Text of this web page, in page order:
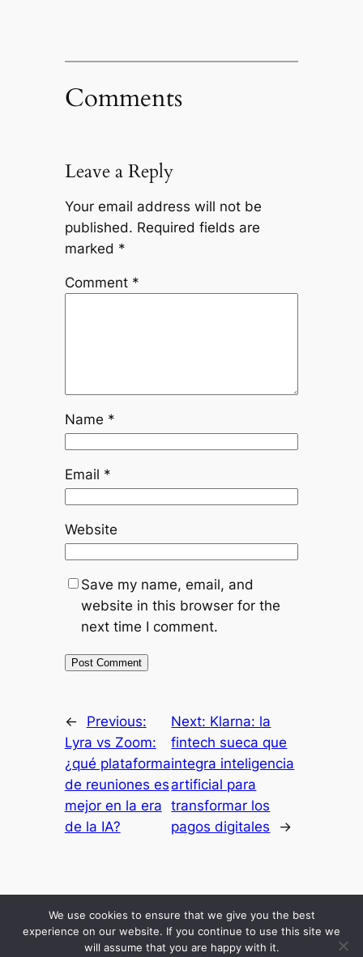
Comments
Leave a Reply
Your email address will not be
published. Required fields are
marked *
Comment *
Name *
Email *
Website
Save my name, email, and
website in this browser for the
next time I comment.
←
Previous:
Lyra vs Zoom:
¿qué plataforma
de reuniones es
mejor en la era
de la IA?
Next: Klarna: la
fintech sueca que
integra inteligencia
artificial para
transformar los
pagos digitales
→
ResultadosMis SecretosBlog EconomicoPodcastAbout Me
Comunidad
We use cookies to ensure that we give you the best
experience on our website. If you continue to use this site we
will assume that you are happy with it.